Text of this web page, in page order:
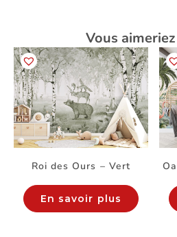
Vous
Roi des Ours – Vert
En savoir plus